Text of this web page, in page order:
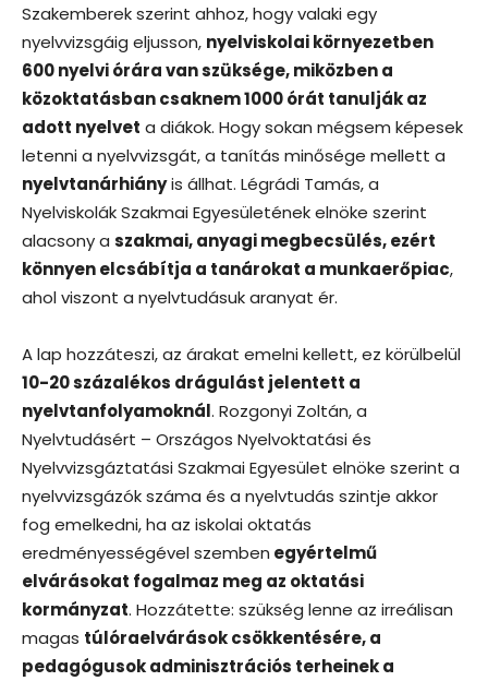
Szakemberek szerint ahhoz, hogy valaki egy
nyelvvizsgáig eljusson, nyelviskolai környezetben
600 nyelvi órára van szüksége, miközben a
közoktatásban csaknem 1000 órát tanulják az
adott nyelvet a diákok. Hogy sokan mégsem képesek
letenni a nyelvvizsgát, a tanítás minősége mellett a
nyelvtanárhiányis állhat. Légrádi Tamás, a
Nyelviskolák Szakmai Egyesületének elnöke szerint
alacsony a szakmai, anyagi megbecsülés, ezért
könnyen elcsábítja a tanárokat a munkaerőpiac,
ahol viszont a nyelvtudásuk aranyat ér.
A lap hozzáteszi, az árakat emelni kellett, ez körülbelül
10-20 százalékos drágulást jelentett a
nyelvtanfolyamoknál. Rozgonyi Zoltán, a
Nyelvtudásért – Országos Nyelvoktatási és
Nyelvvizsgáztatási Szakmai Egyesület elnöke szerint a
nyelvvizsgázók száma és a nyelvtudás szintje akkor
fog emelkedni, ha az iskolai oktatás
eredményességével szemben egyértelmű
elvárásokat fogalmaz meg az oktatási
kormányzat. Hozzátette: szükség lenne az irreálisan
magas túlóraelvárások csökkentésére, a
pedagógusok adminisztrációs terheinek a